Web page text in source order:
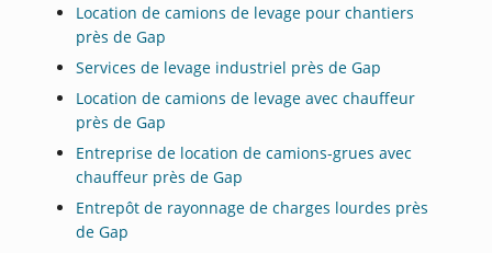
Location de camions de levage pour chantiers
près de Gap
Services de levage industriel près de Gap
Location de camions de levage avec chauffeur
près de Gap
Entreprise de location de camions-grues avec
chauffeur près de Gap
Entrepôt de rayonnage de charges lourdes près
de Gap